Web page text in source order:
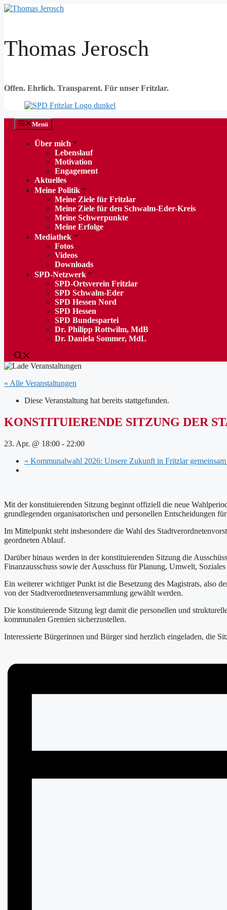
Zum
Thomas Jerosch
Offen. Ehrlich. Transparent. Für unser Fritzlar.
Menü
Über mich
Lebenslauf
Motivation
Engagement
Aktuelles
Meine Politik
Meine Ziele für Fritzlar
Meine Ziele für den Schwalm-Eder-Kreis
Meine Schwerpunkte
Meine Erfolge
Mediathek
Fotos
Videos
Downloads
SPD-Netzwerk
SPD-Ortsverein Fritzlar
SPD Schwalm-Eder
SPD Hessen Nord
SPD Hessen
SPD Bundespartei
Dr. Philipp Rottwilm, MdB
Dr. Daniela Sommer, MdL
« Alle Veranstaltungen
Diese Veranstaltung hat bereits stattgefunden.
KONSTITUIERENDE SITZUNG DER
23. Apr. @ 18:00 - 22:00
« Kommunalwahl 2026: Unsere Zukunft in Fritzlar gemeinsam
Mit der konstituierenden Sitzung beginnt offiziell die neue
grundlegenden organisatorischen und personellen Entscheidungen
Im Mittelpunkt steht insbesondere die Wahl des
geordneten Ablauf.
Darüber hinaus werden in der konstituierenden Sitzung die
Finanzausschuss sowie der Ausschuss für Planung, Umwelt,
Ein weiterer wichtiger Punkt ist die Besetzung des Magistrats, also
von der Stadtverordnetenversammlung gewählt werden.
Die konstituierende Sitzung legt damit die personellen und
kommunalen Gremien sicherzustellen.
Interessierte Bürgerinnen und Bürger sind herzlich eingeladen, die